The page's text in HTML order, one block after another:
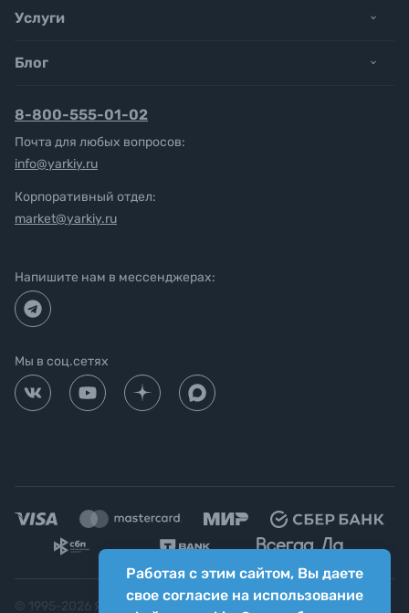
Работая с этим сайтом, Вы даете
свое согласие на использование
Услуги
Блог
8-800-555-01-02
Почта для любых вопросов:
info@yarkiy.ru
Корпоративный отдел:
market@yarkiy.ru
Напишите нам в мессенджерах:
Мы в соц.сетях
Яркий фотомаркет ("Яркий Мир")